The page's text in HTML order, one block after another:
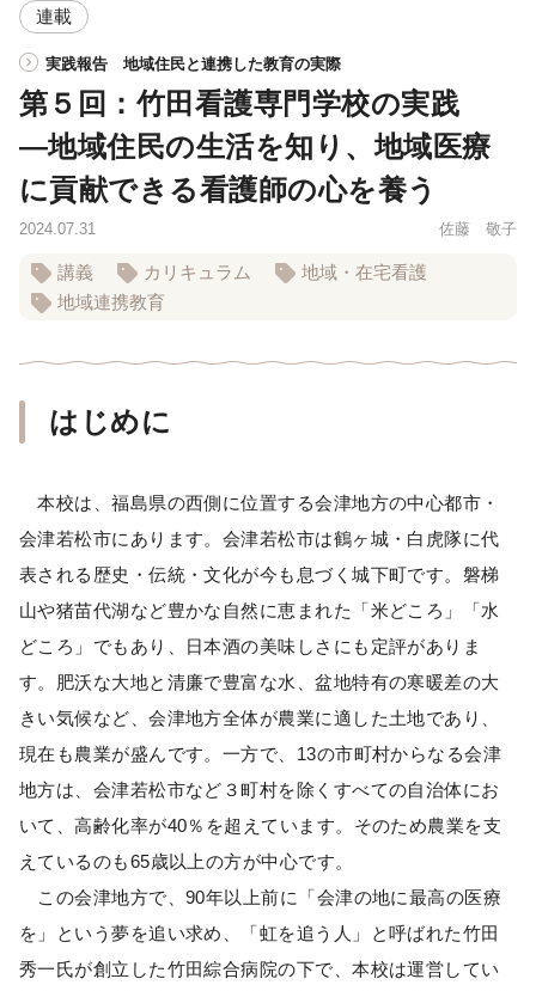
連載
実践報告 地域住民と連携した教育の実際
第５回：竹田看護専門学校の実践
―地域住民の生活を知り、地域医療
に貢献できる看護師の心を養う
2024.07.31 佐藤 敬子
講義 カリキュラム
地域・在宅看護
地域連携教育
はじめに
本校は、福島県の西側に位置する会津地方の中心都市・
会津若松市にあります。会津若松市は鶴ヶ城・白虎隊に代
表される歴史・伝統・文化が今も息づく城下町です。磐梯
山や猪苗代湖など豊かな自然に恵まれた「米どころ」「水
どころ」でもあり、日本酒の美味しさにも定評がありま
す。肥沃な大地と清廉で豊富な水、盆地特有の寒暖差の大
きい気候など、会津地方全体が農業に適した土地であり、
現在も農業が盛んです。一方で、13の市町村からなる会津
地方は、会津若松市など３町村を除くすべての自治体にお
いて、高齢化率が40％を超えています。そのため農業を支
えているのも65歳以上の方が中心です。
この会津地方で、90年以上前に「会津の地に最高の医療
を」という夢を追い求め、「虹を追う人」と呼ばれた竹田
秀一氏が創立した竹田綜合病院の下で、本校は運営してい